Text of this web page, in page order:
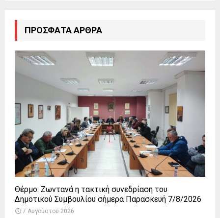
ΠΡΌΣΦΑΤΑ ΆΡΘΡΑ
Θέρμο: Ζωντανά η τακτική συνεδρίαση του
Δημοτικού Συμβουλίου σήμερα Παρασκευή 7/8/2026
7 Αυγούστου 2026